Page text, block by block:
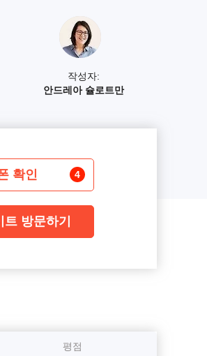
작성자:
안드레아 슐로트만
확인 4
트 방문하기
평점